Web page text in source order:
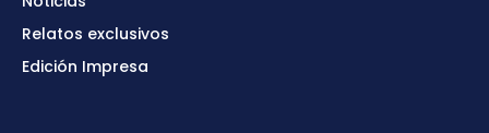
Relatos exclusivos
Edición Impresa